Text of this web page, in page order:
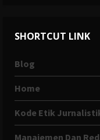
SHORTCUT LINK
Blog
Home
Kode Etik
Manajemen Dan